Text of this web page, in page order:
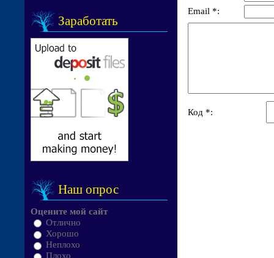
Заработать
Наш опрос
Оцените мой сайт
Отлично
Хорошо
Неплохо
Плохо
Email *:
Код *: